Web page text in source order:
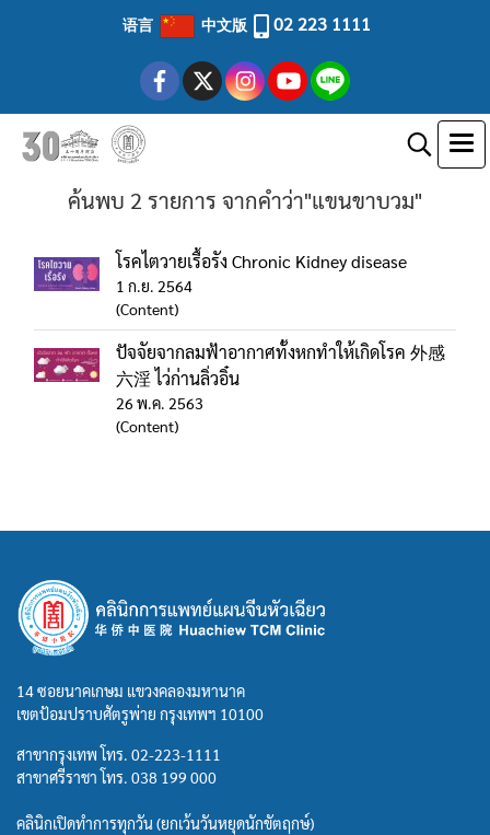
语言 中文版 02 223 1111
ค้นพบ 2 รายการ จากคำว่า"แขนขาบวม"
โรคไตวายเรื้อรัง Chronic Kidney disease
1 ก.ย. 2564
(Content)
ปัจจัยจากลมฟ้าอากาศทั้งหกทำให้เกิดโรค 外感
六淫 ไว่ก่านลิ่วอิ๋น
26 พ.ค. 2563
(Content)
14 ซอยนาคเกษม แขวงคลองมหานาค
เขตป้อมปราบศัตรูพ่าย กรุงเทพฯ 10100
สาขากรุงเทพ โทร. 02-223-1111
สาขาศรีราชา โทร. 038 199 000
คลินิกเปิดทำการทุกวัน (ยกเว้นวันหยุดนักขัตฤกษ์)